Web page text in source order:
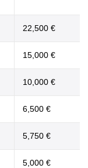
22,500 €
15,000 €
10,000 €
6,500 €
5,750 €
5,000 €